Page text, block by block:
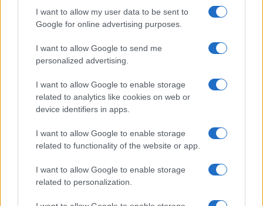
I want to allow my user data to be sent to
Google for online advertising purposes.
I want to allow Google to send me
personalized advertising.
I want to allow Google to enable storage
related to analytics like cookies on web or
device identifiers in apps.
I want to allow Google to enable storage
related to functionality of the website or app.
I want to allow Google to enable storage
related to personalization.
dei clienti (alcuni dei quali depositavano perfino il
proprio stipendio inFTX) e di svariati fondi di
incestuoso, per così dire.
Quando qualcunoha fatto notareche il re era
nudo (il qualcuno essendo il cinese
Binance) il tuttoha iniziato a crollare
. Il buco si
del mercato poteva venire in soccorso.